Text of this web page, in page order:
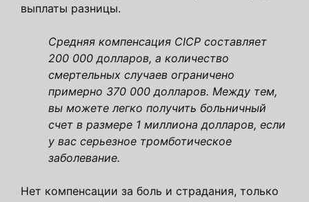
выплаты разницы.
Средняя компенсация CICP составляет
200 000 долларов, а количество
смертельных случаев ограничено
примерно 370 000 долларов. Между тем,
вы можете легко получить больничный
счет в размере 1 миллиона долларов, если
у вас серьезное тромботическое
заболевание.
Нет компенсации за боль и страдания, только